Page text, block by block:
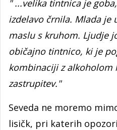
" ...velika tintnica je
izdelavo črnila. Mlada je
maslu s kruhom. Ljudje
običajno tintnico, ki je
kombinaciji z alkoholom
zastrupitev."
Seveda ne moremo
lisičk, pri katerih